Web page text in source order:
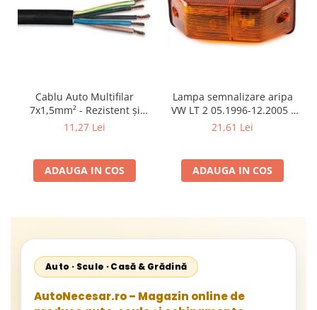
Cablu Auto Multifilar
7x1,5mm² - Rezistent și
Flexibil pentru Remorci 12V-
11,27 Lei
ADAUGA IN COS
Lampa semnalizare aripa
VW LT 2 05.1996-12.2005 ;
Mercedes Sprinter 1995-
Neoplan Euroliner,
Starliner,Centroliner,
21,61 Lei
ADAUGA IN COS
Auto · Scule · Casă & Grădină
AutoNecesar.ro – Magazin online de